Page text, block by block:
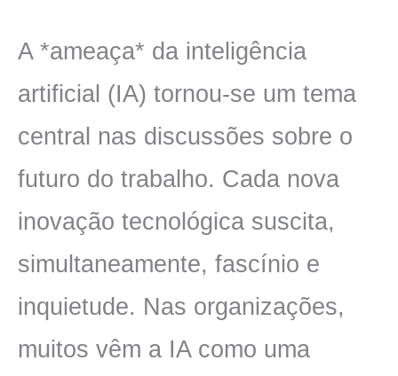
A *ameaça* da inteligência
artificial (IA) tornou-se um tema
central nas discussões sobre o
futuro do trabalho. Cada nova
inovação tecnológica suscita,
simultaneamente, fascínio e
inquietude. Nas organizações,
muitos vêm a IA como uma